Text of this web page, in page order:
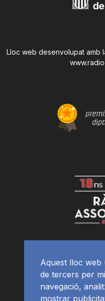
Lloc web desenvolupat amb
Aquest lloc web
de tercers per
navegació,
mostrar